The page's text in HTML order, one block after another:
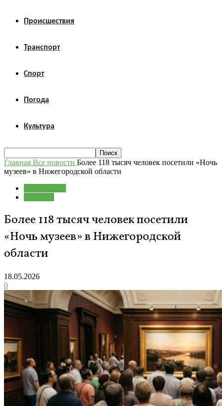
Происшествия
Транспорт
Спорт
Погода
Культура
Главная Все новости Более 118 тысяч человек посетили «Ночь
музеев» в Нижегородской области
Более 118 тысяч человек посетили
«Ночь музеев» в Нижегородской
области
18.05.2026
0